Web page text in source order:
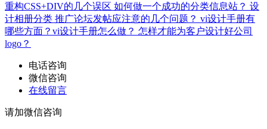
重构CSS+DIV的几个误区 如何做一个成功的分类信息站？ 设
计相册分类 推广论坛发帖应注意的几个问题？ vi设计手册有
哪些方面？vi设计手册怎么做？ 怎样才能为客户设计好公司
logo？
电话咨询
微信咨询
在线留言
请加微信咨询